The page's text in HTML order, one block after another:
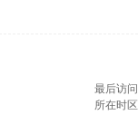
最后访问
所在时区